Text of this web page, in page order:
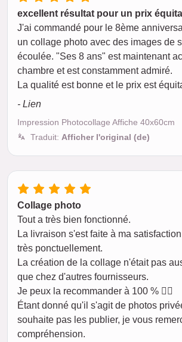
excellent résultat pour un prix
J'ai commandé pour le 8ème
un collage photo avec des images de
écoulée. "Ses 8 ans" est maintenant
chambre et est constamment admiré.
La qualité est bonne et le prix est
- Lien
Impression Photocollage Affiche 40x60cm
Traduit: Afficher l'original (de)
Collage photo
Tout a très bien fonctionné.
La livraison s'est faite à ma
très ponctuellement.
La création de la collage n'était pas
que chez d'autres fournisseurs.
Je peux la recommander à 100 % 👍🏼
Étant donné qu'il s'agit de photos
souhaite pas les publier, je vous
compréhension.